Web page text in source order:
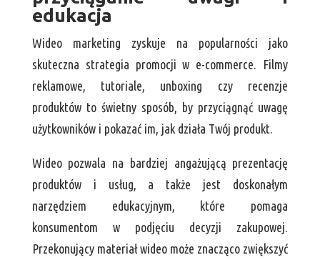
edukacja
Wideo marketing zyskuje na popularności jako
skuteczna strategia promocji w e-commerce. Filmy
reklamowe, tutoriale, unboxing czy recenzje
produktów to świetny sposób, by przyciągnąć uwagę
użytkowników i pokazać im, jak działa Twój produkt.
Wideo pozwala na bardziej angażującą prezentację
produktów i usług, a także jest doskonałym
narzędziem edukacyjnym, które pomaga
konsumentom w podjęciu decyzji zakupowej.
Przekonujący materiał wideo może znacząco zwiększyć